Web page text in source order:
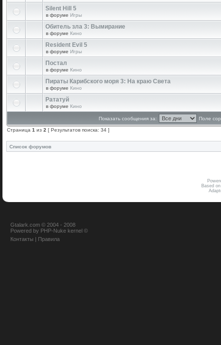
Silent Hill 5
в форуме Игры
Обитель зла 3: Вымирание
в форуме Кино
Resident Evil 5
в форуме Игры
Постал
в форуме Кино
Пираты Карибского моря 3: На краю Света
в форуме Кино
Рататуй
в форуме Кино
Показать сообщения за: Поле
Страница 1 из 2 [ Результатов поиска: 34 ]
Список форумов
Based
Gtalark.com © 2004 - 2008
Powered by PHP-Nuke kernel ©
Контакты | Правила